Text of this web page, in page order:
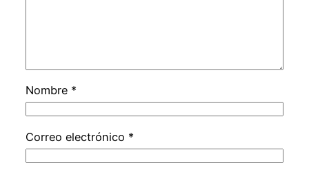
Nombre *
Correo electrónico *